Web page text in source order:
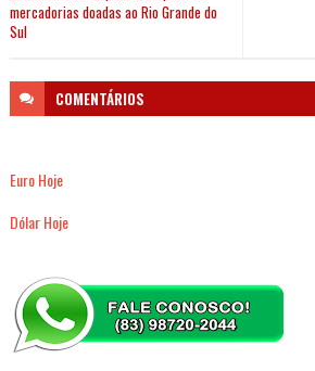
mercadorias doadas ao Rio Grande do
Sul
COMENTÁRIOS
Euro Hoje
Dólar Hoje